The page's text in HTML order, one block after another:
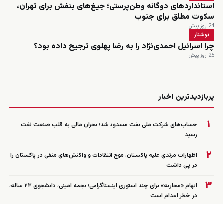
استانداردهای دوگانه وطن‌پرستی؛ جیغ‌های بنفش برای تهران،
سکوت مطلق برای جنوب
24 روز پیش
نوشتار
چرا اسرائیل احمدی‌نژاد را به رضا پهلوی ترجیح داده بود؟
25 روز پیش
پربازدیدترین اخبار
۱
حساب‌های شرکت ملی نفت مسدود شد؛ بحران مالی به قلب صنعت نفت
رسید
۲
اظهارات مرندی علیه پاکستان، موج انتقادات و واکنش‌های منفی در پاکستان را
در پی داشت
۳
اتهام «محاربه» برای چند استوری اینستاگرامی؛ نجمه امینی، دانشجوی ۲۳ ساله،
در خطر اعدام است